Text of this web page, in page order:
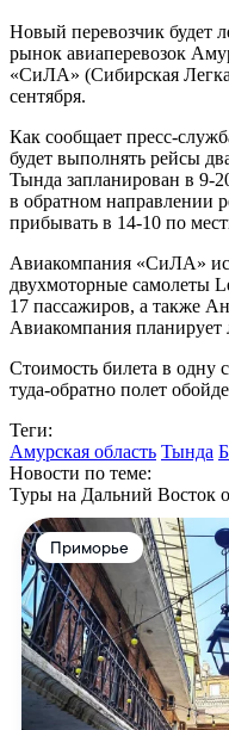
Новый перевозчик будет
рынок авиаперевозок
«СиЛА» (Сибирская
сентября.
Как сообщает пресс-
будет выполнять рейсы
Тында запланирован в 9-
в обратном направлении
прибывать в 14-10 по
Авиакомпания «СиЛА»
двухмоторные самолеты
17 пассажиров, а также
Авиакомпания планирует
Стоимость билета в одну
туда-обратно полет
Теги:
Амурская область Тында
Новости по теме:
Туры на Дальний Восток